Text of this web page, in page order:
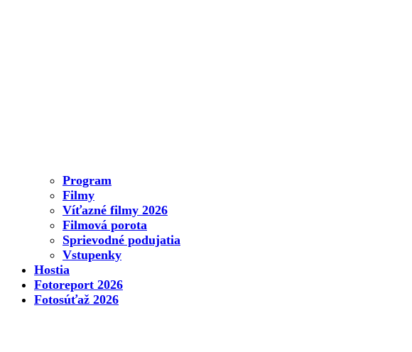
Program
Filmy
Víťazné filmy 2026
Filmová porota
Sprievodné podujatia
Vstupenky
Hostia
Fotoreport 2026
Fotosúťaž 2026